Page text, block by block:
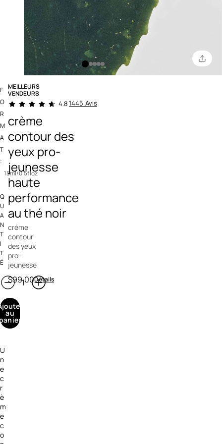
MEILLEURS
VENDEURS
3,2 out of 5 Customer Rating
4.81445 Avis
crème
contour des
yeux pro-
jeunesse
haute
performance
au thé noir
crème
contour
des yeux
pro-
jeunesse
$99.00Détails
F
O
R
M
A
T
:
15ml/0.5floz
Q
U
A
N
T
I
T
É
au
U
n
e
c
r
è
m
e
c
o